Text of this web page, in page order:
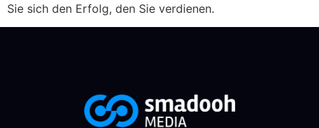
Sie sich den Erfolg, den Sie verdienen.